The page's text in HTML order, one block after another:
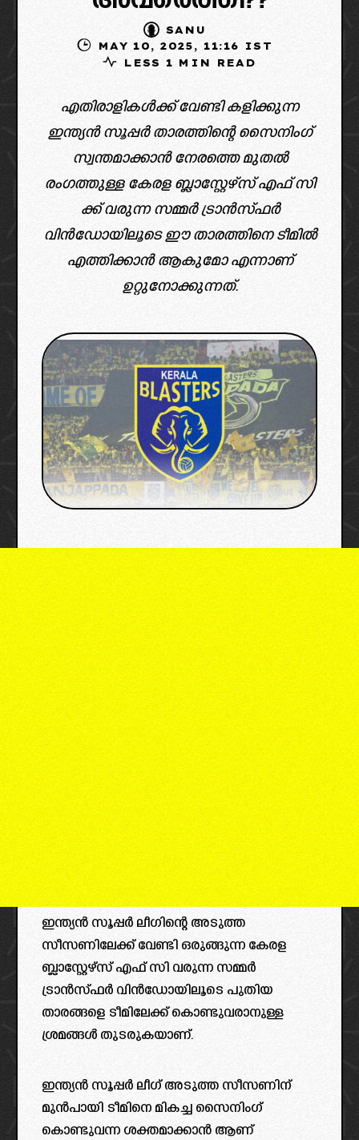
SANU
MAY 10, 2025, 11:16 IST
LESS 1 MIN READ
എതിരാളികൾക്ക് വേണ്ടി കളിക്കുന്ന
ഇന്ത്യൻ സൂപ്പർ താരത്തിന്റെ സൈനിംഗ്
സ്വന്തമാക്കാൻ നേരത്തെ മുതൽ
രംഗത്തുള്ള കേരള ബ്ലാസ്റ്റേഴ്സ് എഫ് സി
ക്ക്‌ വരുന്ന സമ്മർ ട്രാൻസ്ഫർ
വിൻഡോയിലൂടെ ഈ താരത്തിനെ ടീമിൽ
എത്തിക്കാൻ ആകുമോ എന്നാണ്
ഉറ്റുനോക്കുന്നത്.
image credit: x
ഇന്ത്യൻ സൂപ്പർ ലീഗിന്റെ അടുത്ത
സീസണിലേക്ക് വേണ്ടി ഒരുങ്ങുന്ന കേരള
ബ്ലാസ്റ്റേഴ്സ് എഫ് സി വരുന്ന സമ്മർ
ട്രാൻസ്ഫർ വിൻഡോയിലൂടെ പുതിയ
താരങ്ങളെ ടീമിലേക്ക് കൊണ്ടുവരാനുള്ള
ശ്രമങ്ങൾ തുടരുകയാണ്.
ഇന്ത്യൻ സൂപ്പർ ലീഗ് അടുത്ത സീസണിന്
മുൻപായി ടീമിനെ മികച്ച സൈനിംഗ്
കൊണ്ടുവന്ന ശക്തമാക്കാൻ ആണ്